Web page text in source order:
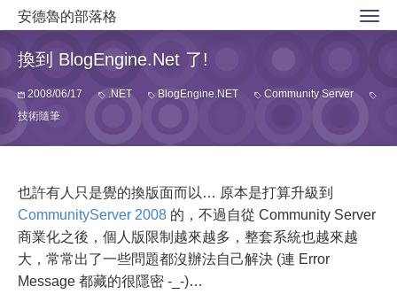
安德魯的部落格
換到 BlogEngine.Net 了!
2008/06/17 .NET BlogEngine.NET
Community Server
技術隨筆
也許有人只是覺的換版面而以… 原本是打算升級到
CommunityServer 2008 的，不過自從 Community Server
商業化之後，個人版限制越來越多，整套系統也越來越
大，常常出了一些問題都沒辦法自己解決 (連 Error
Message 都藏的很隱密 -_-)…